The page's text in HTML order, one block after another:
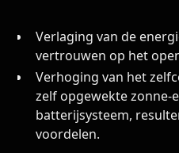
Verlaging van de
vertrouwen op het
Verhoging van het
zelf opgewekte zonne-
batterijsysteem,
voordelen.